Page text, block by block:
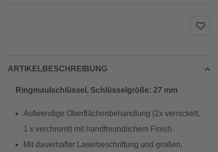
ARTIKELBESCHREIBUNG
Ringmaulschlüssel, Schlüsselgröße: 27 mm
Aufwendige Oberflächenbehandlung (2x vernickelt,
1 x verchromt) mit handfreundlichem Finish
Mit dauerhafter Laserbeschriftung und großen,